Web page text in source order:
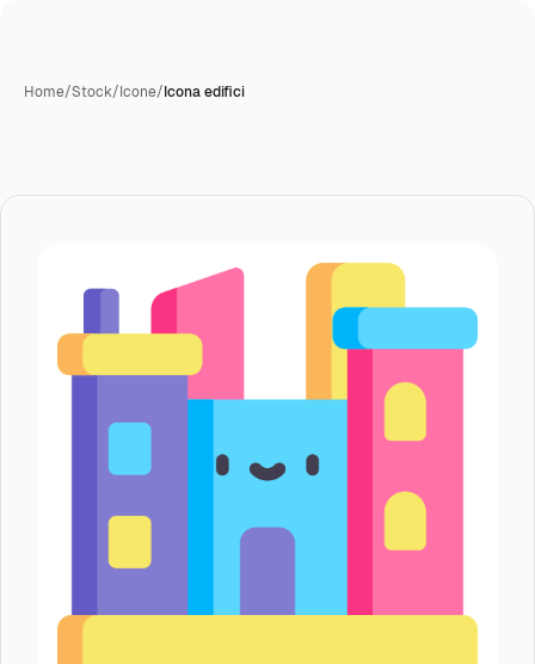
Home/Stock/Icone/Icona edifici